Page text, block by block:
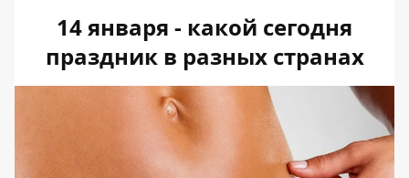
14 января - какой сегодня
праздник в разных странах